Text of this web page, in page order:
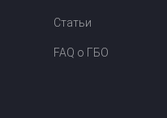
Статьи
FAQ о ГБО